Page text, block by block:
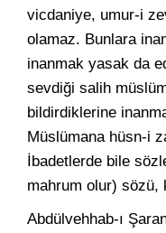
vicdaniye, umur-i
olamaz. Bunlara
inanmak yasak da
sevdiği salih
bildirdiklerine
Müslümana hüsn-i
İbadetlerde bile
mahrum olur) sözü,
Abdülvehhab-ı